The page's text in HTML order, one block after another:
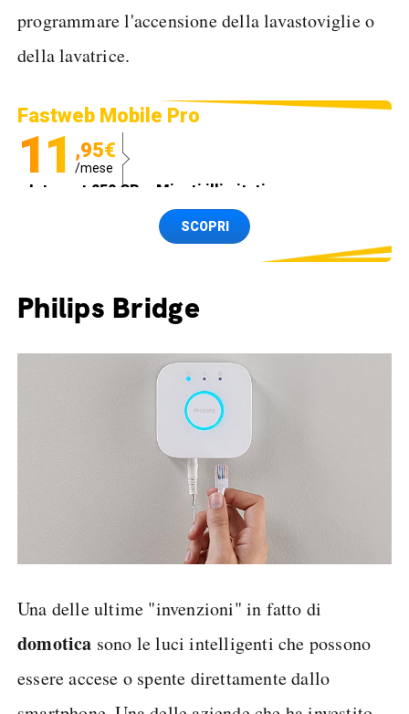
programmare l'accensione della lavastoviglie o
della lavatrice.
Fastweb Mobile Pro
11 ,95€
/mese
Internet 250 GB e Minuti illimitati
Spedizione SIM GRATISSCOPRI
Philips Bridge
Una delle ultime "invenzioni" in fatto di
domotica sono le luci intelligenti che possono
essere accese o spente direttamente dallo